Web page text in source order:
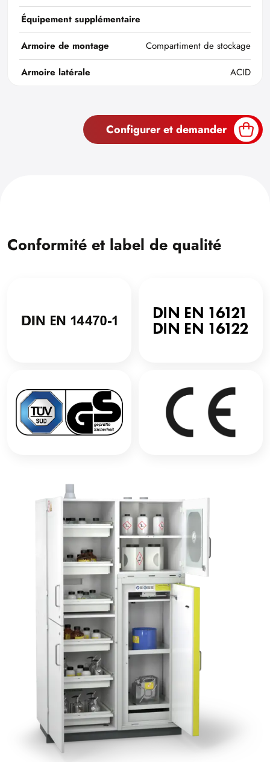
Équipement supplémentaire
Armoire de montage
Compartiment de stockage
Armoire latérale
ACID
Configurer et demander
Conformité et label de qualité